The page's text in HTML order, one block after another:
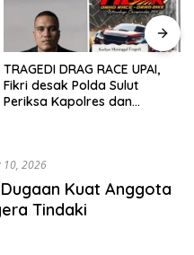
TRAGEDI DRAG RACE UPAI,
Fikri desak Polda Sulut
Periksa Kapolres dan
Musibah”
10, 2026
Kuat Anggota
Tindaki